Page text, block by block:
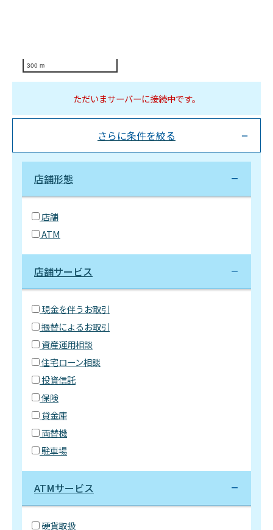
300 m
ただいまサーバーに接続中です。
さらに条件を絞る
店舗形態
店舗
ATM
店舗サービス
現金を伴うお取引
振替によるお取引
資産運用相談
住宅ローン相談
投資信託
保険
貸金庫
両替機
駐車場
ATMサービス
硬貨取扱